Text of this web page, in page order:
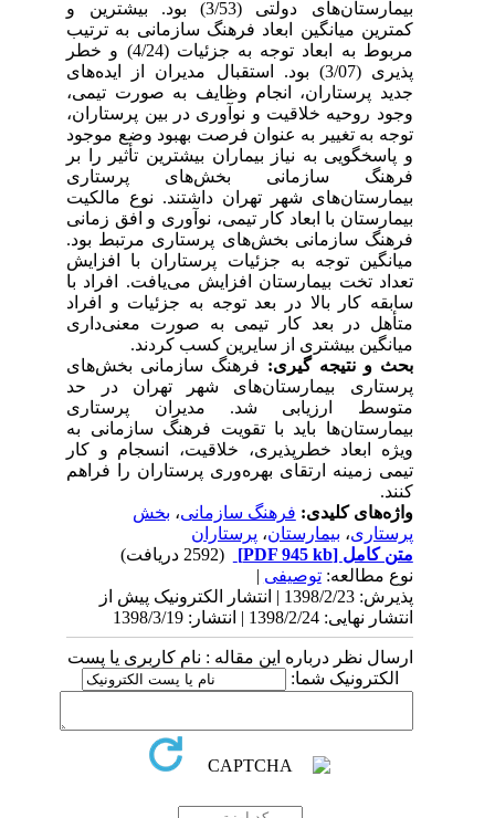
بیمارستان‌های دولتی (3/53) بود. بیشترین و
کمترین میانگین ابعاد فرهنگ سازمانی به ترتیب
مربوط به ابعاد توجه به جزئیات (4/24) و خطر
پذیری (3/07) بود. استقبال مدیران از ایده‌های
جدید پرستاران، انجام وظایف به صورت تیمی،
وجود روحیه خلاقیت و نوآوری در بین پرستاران،
توجه به تغییر به عنوان فرصت بهبود وضع موجود
و پاسخگویی به نیاز بیماران بیشترین تأثیر را بر
فرهنگ سازمانی بخش‌های پرستاری
بیمارستان‌های شهر تهران داشتند.نوع مالکیت
بیمارستان با ابعاد کار تیمی، نوآوری و افق زمانی
فرهنگ سازمانی بخش‌های پرستاری مرتبط بود.
میانگین توجه به جزئیات پرستاران با افزایش
تعداد تخت بیمارستان افزایش می‌یافت.افراد با
سابقه کار بالا در بعد توجه به جزئیات و افراد
متأهل در بعد کار تیمی به صورت معنی‌داری
میانگین بیشتری از سایرین کسب کردند.
بحث و نتیجه گیری: فرهنگ سازمانی بخش‌های
پرستاری
بیمارستان‌های شهر تهران در حد
متوسط ارزیابی شد. مدیران پرستاری
بیمارستان‌هاباید با تقویت فرهنگ سازمانی به
ویژه ابعاد خطر‌پذیری، خلاقیت، انسجام و کار
تیمی زمینه ارتقای بهره‌وری پرستاران را فراهم
کنند.
واژه‌های کلیدی:فرهنگ سازمانی،بخش
پرستاری،بیمارستان،پرستاران
متن کامل[PDF 945 kb]
نوع مطالعه:توصیفی|
پذیرش: 1398/2/23 | انتشار الکترونیک پیش از
انتشار نهایی: 1398/2/24 | انتشار: 1398/3/19
ارسال نظر درباره این مقاله : نام کاربری یا پست
الکترونیک شما: